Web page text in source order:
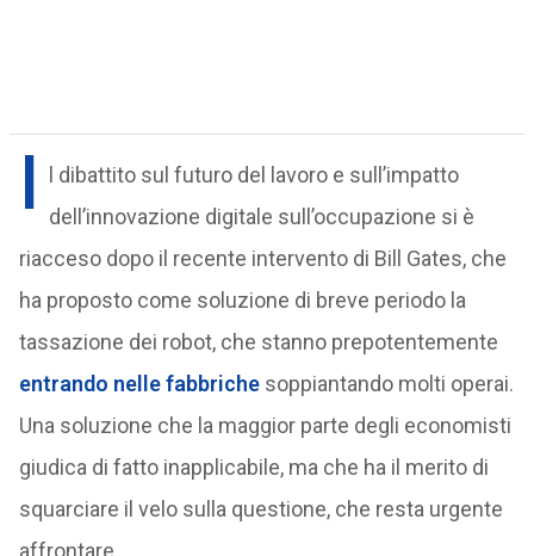
I
l dibattito sul futuro del lavoro e sull’impatto
dell’innovazione digitale sull’occupazione si è
riacceso dopo il recente intervento di Bill Gates, che
ha proposto come soluzione di breve periodo la
tassazione dei robot, che stanno prepotentemente
entrando nelle fabbrichesoppiantando molti operai.
Una soluzione che la maggior parte degli economisti
giudica di fatto inapplicabile, ma che ha il merito di
squarciare il velo sulla questione, che resta urgente
affrontare.